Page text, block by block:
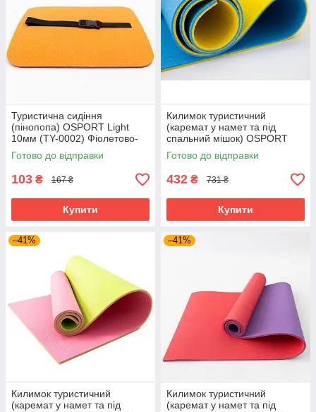
Туристична сидіння
(пінопопа) OSPORT Light
10мм (TY-0002) Фіолетово-
оранжевий
Готово до відправки
103 ₴ 167 ₴
Купити
Килимок туристичний
(каремат у намет та під
спальний мішок) OSPORT
Tourist 10мм (FI-0082)
Жовто-Синій
Готово до відправки
432 ₴ 731 ₴
Купити
–41%
Килимок туристичний
(каремат у намет та під
–41%
Килимок туристичний
(каремат у намет та під